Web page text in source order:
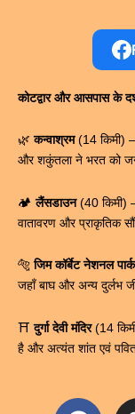
कोटद्वार और आसपास के
🌿कन्वाश्रम(14 किमी) –
और शकुंतला ने भरत को
🏕️लैंसडाउन(40 किमी)
वातावरण और प्राकृतिक
🐅जिम कॉर्बेट नेशनल पार्क
जहाँ बाघ और अन्य दुर्लभ
⛩दुर्गा देवी मंदिर(14
है और अत्यंत शांत एवं